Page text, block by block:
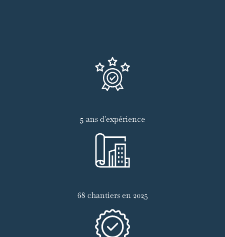
5 ans d'expérience
68 chantiers en 2025